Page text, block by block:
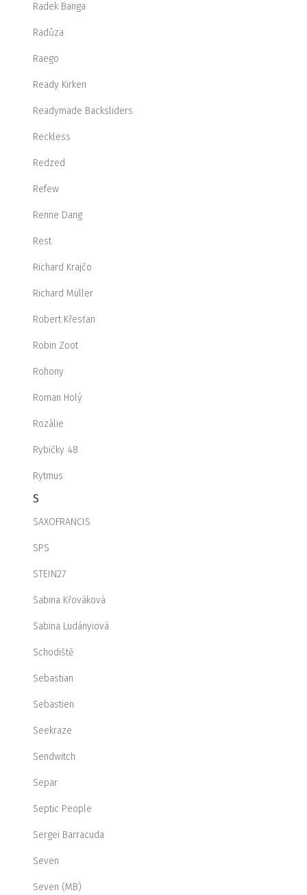
Radek Banga
Radůza
Raego
Ready Kirken
Readymade Backsliders
Reckless
Redzed
Refew
Renne Dang
Rest
Richard Krajčo
Richard Müller
Robert Křesťan
Robin Zoot
Rohony
Roman Holý
Rozálie
Rybičky 48
Rytmus
S
SAXOFRANCIS
SPS
STEIN27
Sabina Křováková
Sabina Ludányiová
Schodiště
Sebastian
Sebastien
Seekraze
Sendwitch
Separ
Septic People
Sergei Barracuda
Seven
Seven (MB)